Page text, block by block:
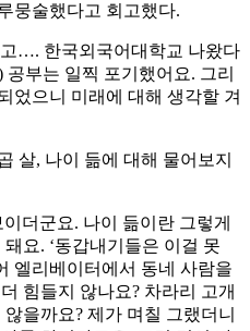
뭉술했다고 회고했다.
…. 한국외국어대학교 나왔다
부는 일찍 포기했어요. 그리
었으니 미래에 대해 생각할 겨
살, 나이 듦에 대해 물어보지
더군요. 나이 듦이란 그렇게
요. ‘동갑내기들은 이걸 못
엘리베이터에서 동네 사람을
힘들지 않나요? 차라리 고개
을까요? 제가 며칠 그랬더니